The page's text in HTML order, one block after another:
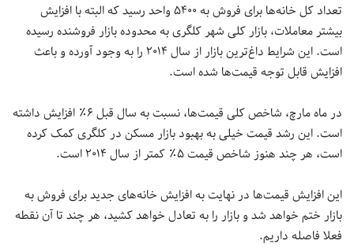
تعداد کل خانه‌ها برای فروش به ۵۴۰۰ واحد رسید که البته با افزایش
بیشتر معاملات، بازار کلی شهر کلگری به محدوده بازار فروشنده رسیده
است. این شرایط داغ‌ترین بازار از سال ۲۰۱۴ را به وجود آورده و باعث
افزایش قابل توجه قیمت‌ها شده است.
در ماه مارچ، شاخص کلی قیمت‌ها، نسبت به سال قبل ۶٪ افزایش داشته
است. این رشد قیمت خیلی به بهبود بازار مسکن در کلگری کمک کرده
است، هر چند هنوز شاخص قیمت ۵٪ کمتر از سال ۲۰۱۴ است.
این افزایش قیمت‌ها در نهایت به افزایش خانه‌های جدید برای فروش به
بازار ختم خواهد شد و بازار را به تعادل خواهد کشید، هر چند تا آن نقطه
فعلا فاصله داریم.